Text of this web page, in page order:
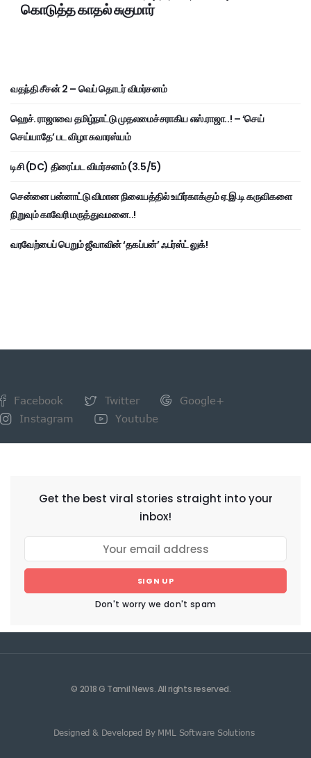
கொடுத்த காதல் சுகுமார்
வதந்தி சீசன் 2 – வெப் தொடர் விமர்சனம்
ஹெச். ராஜாவை தமிழ்நாட்டு முதலமைச்சராகிய எஸ்.ராஜா..! – ‘செய்
செய்யாதே’ பட விழா சுவாரஸ்யம்
டிசி (DC) திரைப்பட விமர்சனம் (3.5/5)
சென்னை பன்னாட்டு விமான நிலையத்தில் உயிர்காக்கும் ஏ.இ.டி கருவிகளை
நிறுவும் காவேரி மருத்துவமனை..!
வரவேற்பைப் பெறும் ஜீவாவின் ‘தகப்பன்’ ஃபர்ஸ்ட் லுக்!
Facebook Twitter
Google+
Instagram
Youtube
Get the best viral stories straight into your
inbox!
SIGN UP
Don't worry we don't spam
© 2018 G Tamil News. All rights reserved.
Designed & Developed By MML Software Solutions